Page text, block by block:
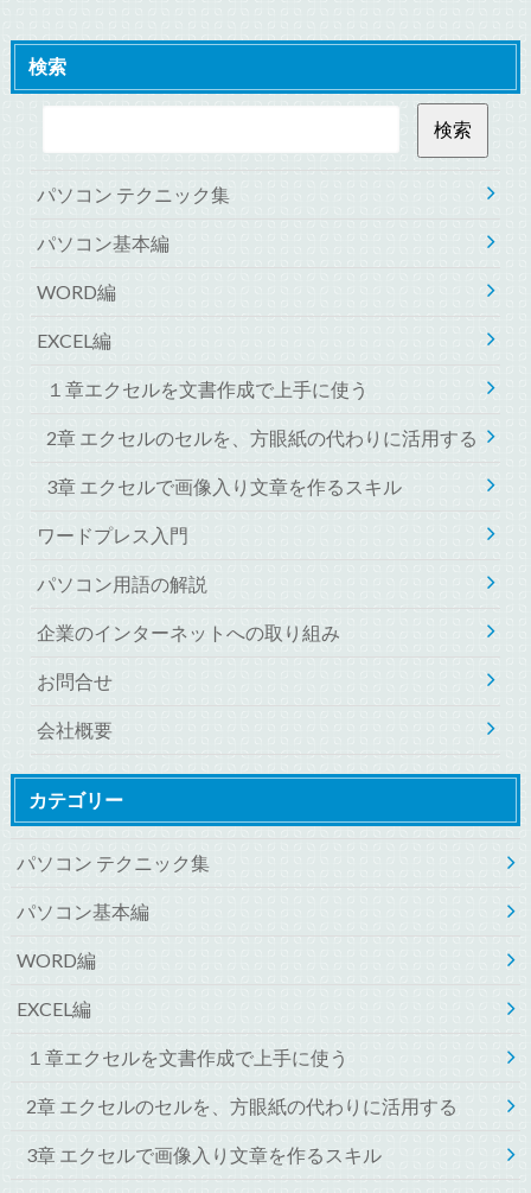
検索
パソコン テクニック集
パソコン基本編
WORD編
EXCEL編
１章エクセルを文書作成で上手に使う
2章 エクセルのセルを、方眼紙の代わりに活用する
3章 エクセルで画像入り文章を作るスキル
ワードプレス入門
パソコン用語の解説
企業のインターネットへの取り組み
お問合せ
会社概要
カテゴリー
パソコン テクニック集
パソコン基本編
WORD編
EXCEL編
１章エクセルを文書作成で上手に使う
2章 エクセルのセルを、方眼紙の代わりに活用する
3章 エクセルで画像入り文章を作るスキル